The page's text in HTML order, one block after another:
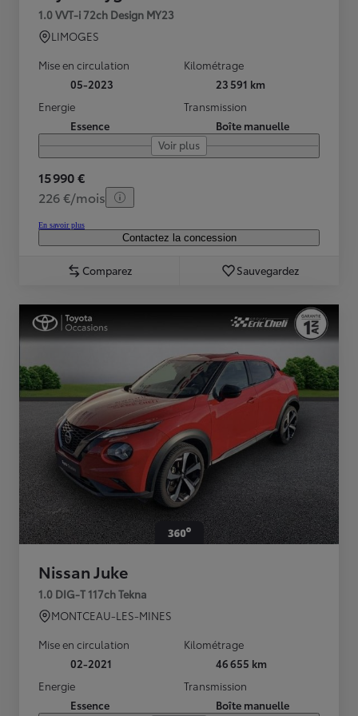
1.0 VVT-i 72ch Design MY23
LIMOGES
Mise en circulation
05-2023
Kilométrage
23 591 km
Energie
Essence
Transmission
Boîte manuelle
Voir plus
15 990 €
226 €/mois
En savoir plus
Contactez la concession
Comparez Sauvegardez
Nissan Juke
1.0 DIG-T 117ch Tekna
MONTCEAU-LES-MINES
Mise en circulation
02-2021
Kilométrage
46 655 km
Energie
Essence
Transmission
Boîte manuelle